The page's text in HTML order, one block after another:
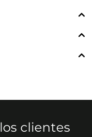
clientes